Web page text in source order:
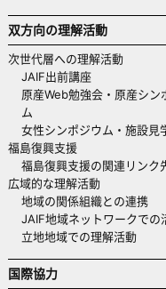
双方向の理解活動
次世代層への理解活動
JAIF出前講座
原産Web勉強会・原産シン
ム
女性シンポジウム・施設見
福島復興支援
福島復興支援の関連リンク
広域的な理解活動
地域の関係組織との連携
JAIF地域ネットワークでの
立地地域での理解活動
国際協力